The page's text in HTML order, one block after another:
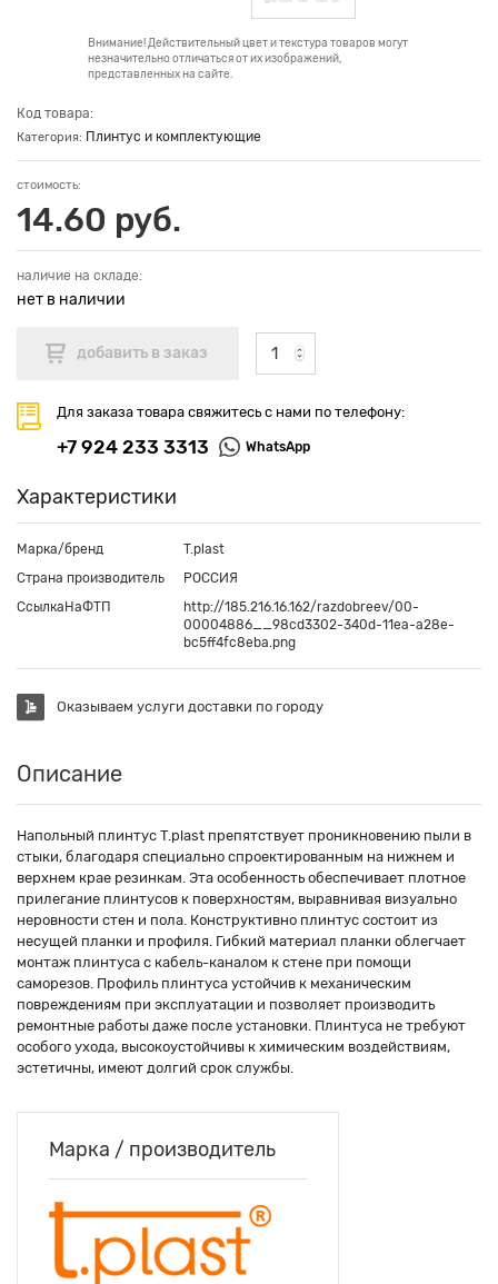
Внимание! Действительный цвет и текстура товаров могут
незначительно отличаться от их изображений,
представленных на сайте.
Код товара:
Категория: Плинтус и комплектующие
стоимость:
14.60 руб.
наличие на складе:
нет в наличии
Для заказа товара свяжитесь с нами по телефону:
+7 924 233 3313 WhatsApp
Характеристики
Марка/бренд
T.plast
Страна производитель
РОССИЯ
СсылкаНаФТП
http://185.216.16.162/razdobreev/00-
00004886__98cd3302-340d-11ea-a28e-
bc5ff4fc8eba.png
Оказываем услуги доставки по городу
Описание
Напольный плинтус T.plast препятствует проникновению пыли в
стыки, благодаря специально спроектированным на нижнем и
верхнем крае резинкам. Эта особенность обеспечивает плотное
прилегание плинтусов к поверхностям, выравнивая визуально
неровности стен и пола. Конструктивно плинтус состоит из
несущей планки и профиля. Гибкий материал планки облегчает
монтаж плинтуса с кабель-каналом к стене при помощи
саморезов. Профиль плинтуса устойчив к механическим
повреждениям при эксплуатации и позволяет производить
ремонтные работы даже после установки. Плинтуса не требуют
особого ухода, высокоустойчивы к химическим воздействиям,
эстетичны, имеют долгий срок службы.
Марка / производитель